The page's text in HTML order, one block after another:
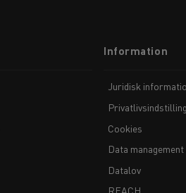
Information
Juridisk
Cookies
Data
Datalov
REACH